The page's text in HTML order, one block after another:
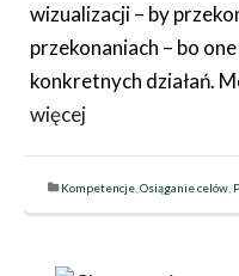
wizualizacji – by
przekonaniach – bo
konkretnych działań.
więcej
Kompetencje,Osiąganie celów,